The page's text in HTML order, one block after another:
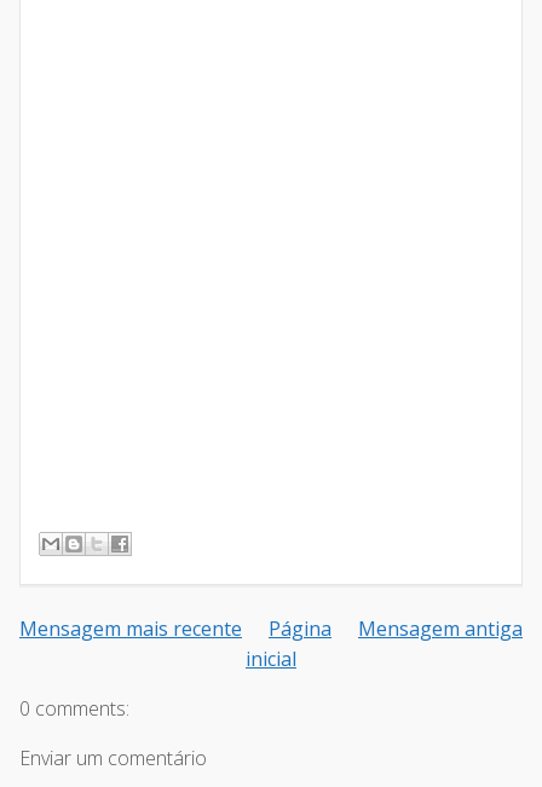
Mensagem mais recente Mensagem antiga
Página
inicial
0 comments:
Enviar um comentário